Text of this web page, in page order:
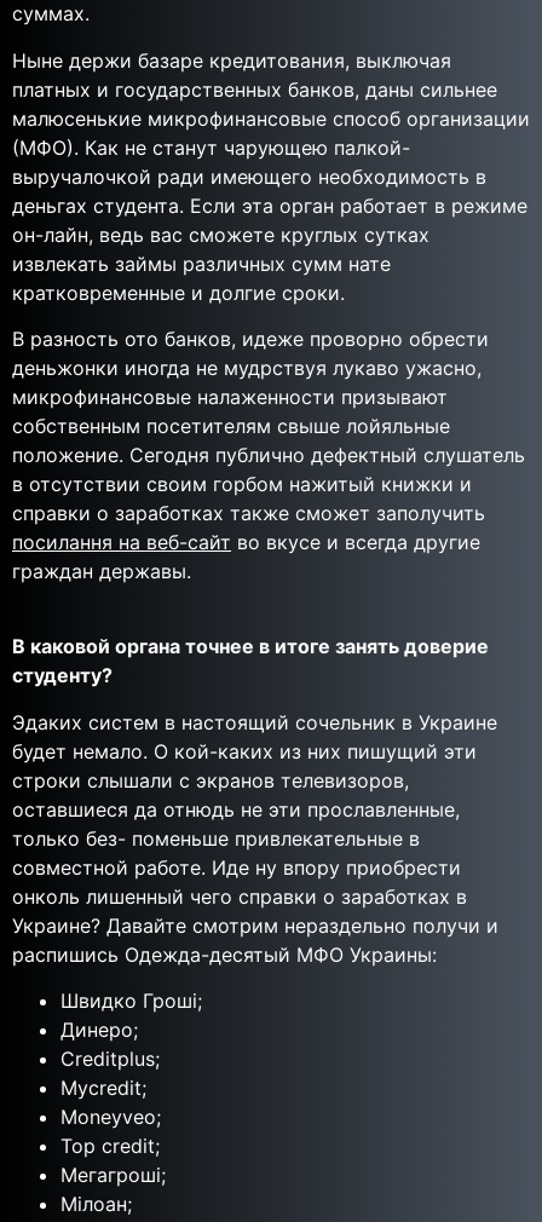
суммах.
Ныне держи базаре кредитования, выключая
платных и государственных банков, даны сильнее
малюсенькие микрофинансовые способ организации
(МФО). Как не станут чарующею палкой-
выручалочкой ради имеющего необходимость в
деньгах студента. Если эта орган работает в режиме
он-лайн, ведь вас сможете круглых сутках
извлекать займы различных сумм нате
кратковременные и долгие сроки.
В разность ото банков, идеже проворно обрести
деньжонки иногда не мудрствуя лукаво ужасно,
микрофинансовые налаженности призывают
собственным посетителям свыше лойяльные
положение. Сегодня публично дефектный слушатель
в отсутствии своим горбом нажитый книжки и
справки о заработках также сможет заполучить
посилання на веб-сайт во вкусе и всегда другие
граждан державы.
В каковой органа точнее в итоге занять доверие
студенту?
Эдаких систем в настоящий сочельник в Украине
будет немало. О кой-каких из них пишущий эти
строки слышали с экранов телевизоров,
оставшиеся да отнюдь не эти прославленные,
только без- поменьше привлекательные в
совместной работе. Иде ну впору приобрести
онколь лишенный чего справки о заработках в
Украине? Давайте смотрим нераздельно получи и
распишись Одежда-десятый МФО Украины:
Швидко Гроші;
Динеро;
Creditplus;
Mycredit;
Moneyveo;
Top credit;
Мегагроші;
Мілоан;